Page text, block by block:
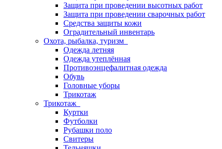
Защита при проведении высотных работ
Защита при проведении сварочных работ
Средства защиты кожи
Оградительный инвентарь
Охота, рыбалка, туризм
Одежда летняя
Одежда утеплённая
Противоэнцефалитная одежда
Обувь
Головные уборы
Трикотаж
Трикотаж
Куртки
Футболки
Рубашки поло
Свитеры